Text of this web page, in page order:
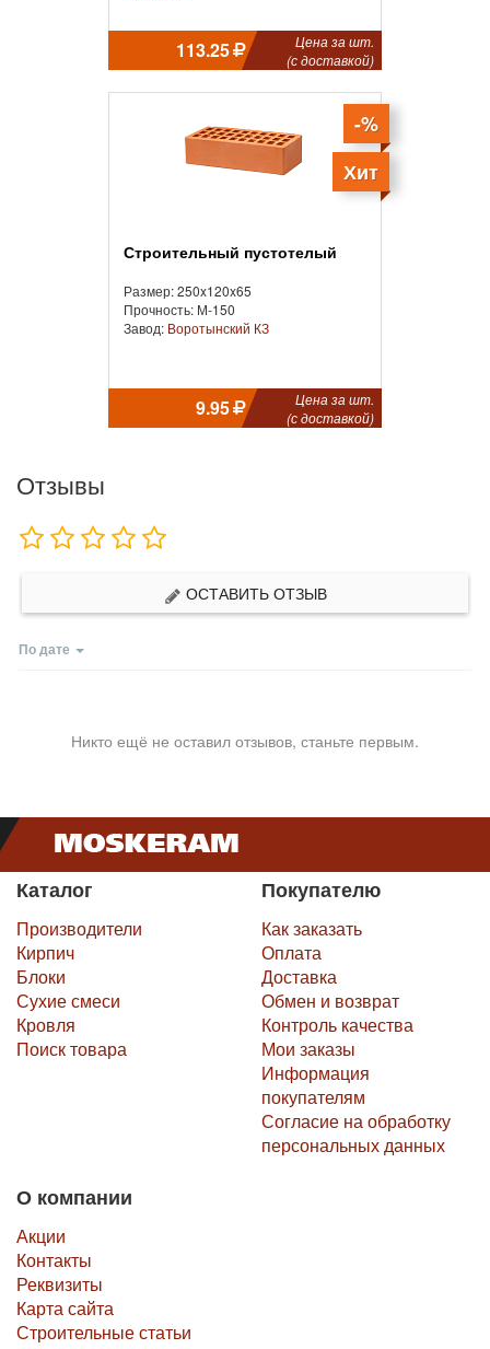
113.25
Цена за шт.
(с доставкой)
-%
Хит
Строительный пустотелый
Размер: 250x120x65
Прочность: М-150
Завод: Воротынский КЗ
9.95
Цена за шт.
(с доставкой)
Отзывы
ОСТАВИТЬ ОТЗЫВ
По дате
Никто ещё не оставил отзывов, станьте первым.
Каталог
Производители
Кирпич
Блоки
Сухие смеси
Кровля
Поиск товара
Покупателю
Как заказать
Оплата
Доставка
Обмен и возврат
Контроль качества
Мои заказы
Информация
покупателям
Согласие на обработку
персональных данных
О компании
Акции
Контакты
Реквизиты
Карта сайта
Строительные статьи